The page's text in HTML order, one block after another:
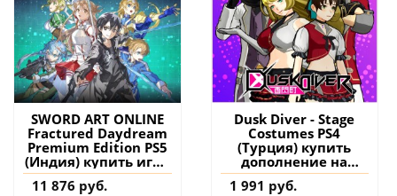
SWORD ART ONLINE
Fractured Daydream
Premium Edition PS5
(Индия) купить игру
на аккаунт
11 876 руб.
Dusk Diver - Stage
Costumes PS4
(Турция) купить
дополнение на
аккаунт
1 991 руб.